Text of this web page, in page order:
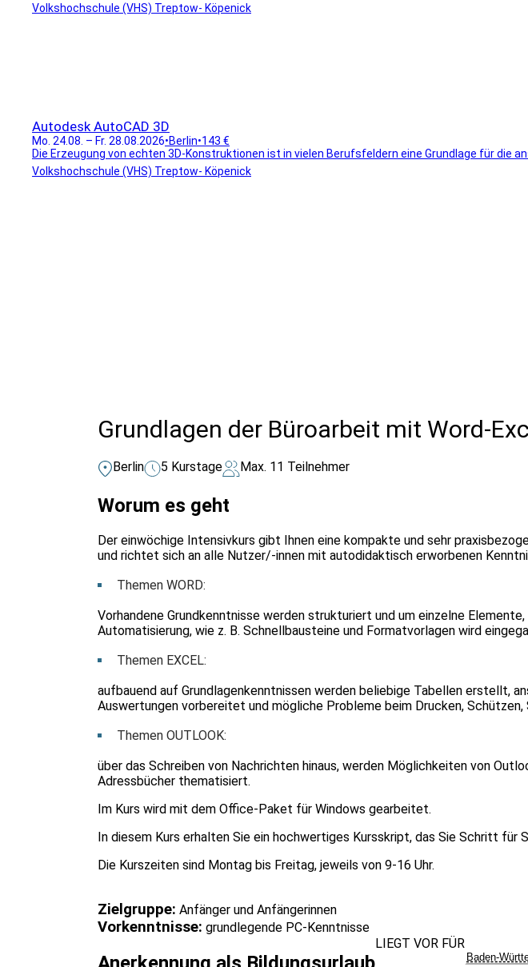
Volkshochschule (VHS) Treptow- Köpenick
Autodesk AutoCAD 3D
Mo. 24.08. – Fr. 28.08.2026•Berlin•143 €
Die Erzeugung von echten 3D-Konstruktionen ist in vielen Berufsfeldern eine Grundlage für die
Volkshochschule (VHS) Treptow- Köpenick
Grundlagen der Büroarbeit mit Word-
Berlin 5 Kurstage Max. 11 Teilnehmer
Worum es geht
Der einwöchige Intensivkurs gibt Ihnen eine kompakte und sehr
und richtet sich an alle Nutzer/-innen mit autodidaktisch erworbenen
Themen WORD:
Vorhandene Grundkenntnisse werden strukturiert und um einzelne
Automatisierung, wie z. B. Schnellbausteine und Formatvorlagen wird
Themen EXCEL:
aufbauend auf Grundlagenkenntnissen werden beliebige Tabellen erstellt,
Auswertungen vorbereitet und mögliche Probleme beim Drucken,
Themen OUTLOOK:
über das Schreiben von Nachrichten hinaus, werden Möglichkeiten von
Adressbücher thematisiert.
Im Kurs wird mit dem Office-Paket für Windows gearbeitet.
In diesem Kurs erhalten Sie ein hochwertiges Kursskript, das Sie Schritt
Die Kurszeiten sind Montag bis Freitag, jeweils von 9-16 Uhr.
Zielgruppe: Anfänger und Anfängerinnen
Vorkenntnisse: grundlegende PC-Kenntnisse
LIEGT VOR FÜR
Baden-